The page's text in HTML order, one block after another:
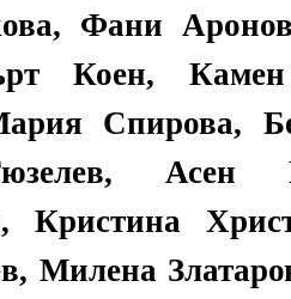
Фани
Коен,
Спирова,
Асен
Кристина
Милена